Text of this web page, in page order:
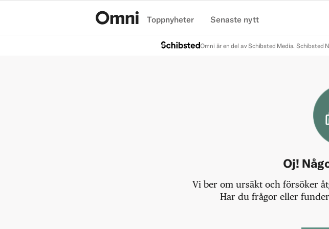
Toppnyheter Senaste nytt
Omni är en del av Schibsted Media. Schibsted
Oj!
Vi ber om ursäkt och försöker
Har du frågor eller